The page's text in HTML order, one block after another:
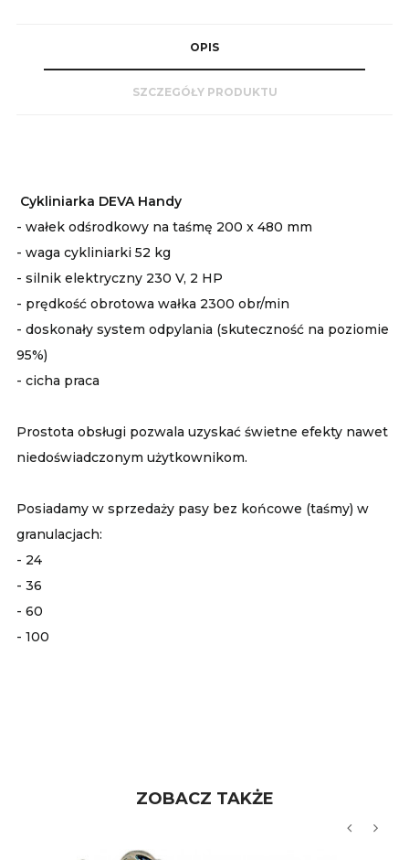
OPIS
SZCZEGÓŁY PRODUKTU
Cykliniarka DEVA Handy
- wałek odśrodkowy na taśmę 200 x 480 mm
- waga cykliniarki 52 kg
- silnik elektryczny 230 V, 2 HP
- prędkość obrotowa wałka 2300 obr/min
- doskonały system odpylania (skuteczność na poziomie
95%)
- cicha praca
Prostota obsługi pozwala uzyskać świetne efekty nawet
niedoświadczonym użytkownikom.
Posiadamy w sprzedaży pasy bez końcowe (taśmy) w
granulacjach:
- 24
- 36
- 60
- 100
ZOBACZ TAKŻE